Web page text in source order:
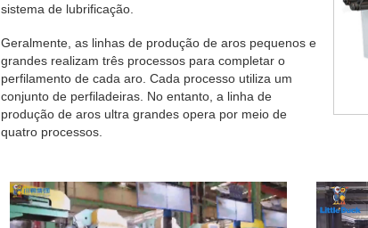
sistema de lubrificação.
Geralmente, as linhas de produção de aros pequenos e
grandes realizam três processos para completar o
perfilamento de cada aro. Cada processo utiliza um
conjunto de perfiladeiras. No entanto, a linha de
produção de aros ultra grandes opera por meio de
quatro processos.